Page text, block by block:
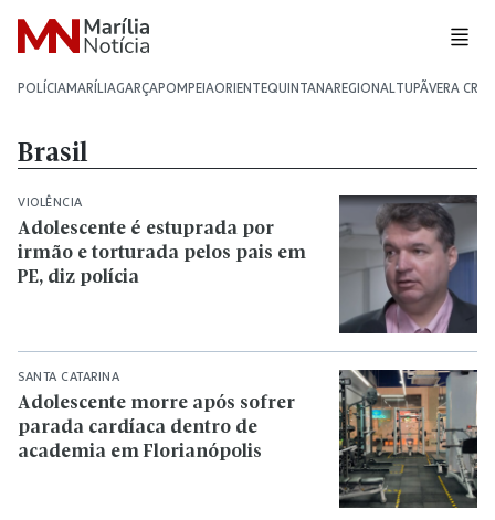
POLÍCIAMARÍLIAGARÇAPOMPEIAORIENTEQUINTANAREGIONALTUPÃVERA CRUZ
Brasil
VIOLÊNCIA
Adolescente é estuprada por
irmão e torturada pelos pais em
PE, diz polícia
SANTA CATARINA
Adolescente morre após sofrer
parada cardíaca dentro de
academia em Florianópolis